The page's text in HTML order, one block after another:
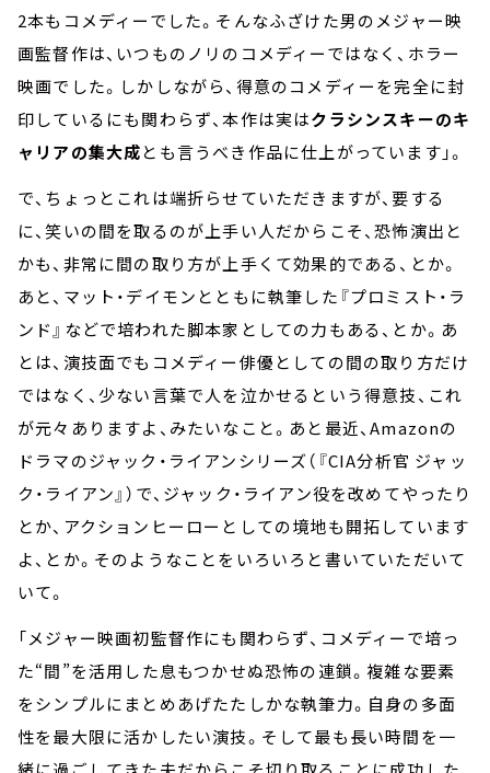
2本もコメディーでした。そんなふざけた男のメジャー映
画監督作は、いつものノリのコメディーではなく、ホラー
映画でした。しかしながら、得意のコメディーを完全に封
印しているにも関わらず、本作は実はクラシンスキーのキ
ャリアの集大成とも言うべき作品に仕上がっています」。
で、ちょっとこれは端折らせていただきますが、要する
に、笑いの間を取るのが上手い人だからこそ、恐怖演出と
かも、非常に間の取り方が上手くて効果的である、とか。
あと、マット・デイモンとともに執筆した『プロミスト・ラ
ンド』などで培われた脚本家としての力もある、とか。あ
とは、演技面でもコメディー俳優としての間の取り方だけ
ではなく、少ない言葉で人を泣かせるという得意技、これ
が元々ありますよ、みたいなこと。あと最近、Amazonの
ドラマのジャック・ライアンシリーズ（『CIA分析官 ジャッ
ク・ライアン』）で、ジャック・ライアン役を改めてやったり
とか、アクションヒーローとしての境地も開拓しています
よ、とか。そのようなことをいろいろと書いていただいて
いて。
「メジャー映画初監督作にも関わらず、コメディーで培っ
た“間”を活用した息もつかせぬ恐怖の連鎖。複雑な要素
をシンプルにまとめあげたたしかな執筆力。自身の多面
性を最大限に活かしたい演技。そして最も長い時間を一